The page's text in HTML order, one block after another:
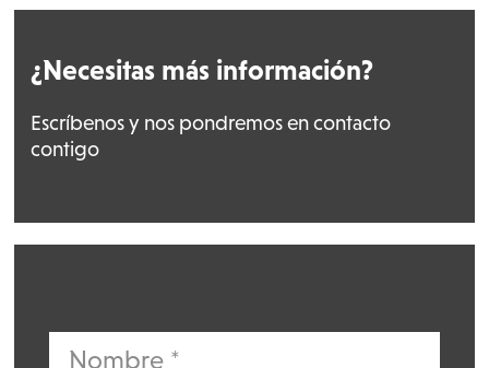
¿Necesitas más información?
Escríbenos y nos pondremos en contacto
contigo